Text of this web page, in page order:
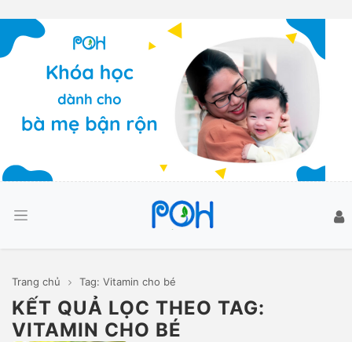
Trang chủ Tag: Vitamin cho bé
KẾT QUẢ LỌC THEO TAG:
VITAMIN CHO BÉ